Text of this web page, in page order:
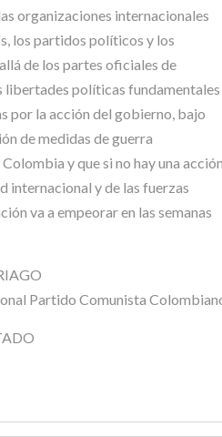
organizaciones internacionales
los partidos políticos y los
de los partes oficiales de
libertades políticas fundamentales
por la acción del gobierno, bajo
de medidas de guerra
y que si no hay una
internacional y de las fuerzas
va a empeorar en las semanas
Partido Comunista